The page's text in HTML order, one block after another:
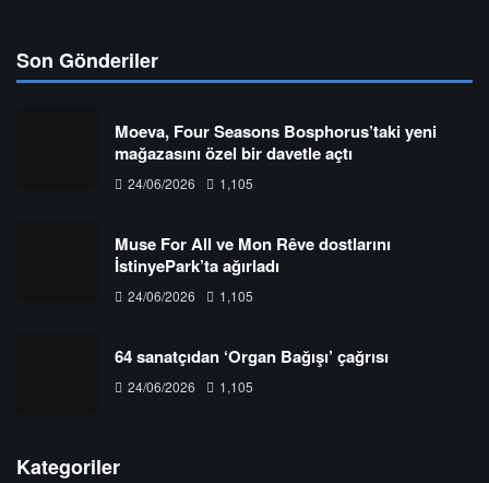
Son Gönderiler
Moeva, Four Seasons Bosphorus’taki yeni
mağazasını özel bir davetle açtı
24/06/2026 1,105
Muse For All ve Mon Rêve dostlarını
İstinyePark’ta ağırladı
24/06/2026 1,105
64 sanatçıdan ‘Organ Bağışı’ çağrısı
24/06/2026 1,105
Kategoriler